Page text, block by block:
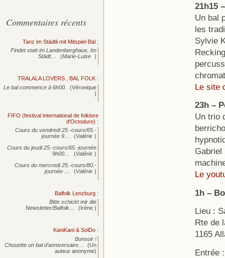
21h15
Un bal
les
Sylvie
Le site
23h –
Un trio
Gabriel
Le
1h –
Lieu :
Rte de
1165
Entrée
Commentaires récents
Tanz im Städtli mit Mitspiel-Bal :
Findet statt im Landenberghaus, Im
Städt…
(Marie-Luise )
TRALALA LOVERS , BAL FOLK :
Le bal commence à 6h00.
(Véronique
)
FIFO (festival international de folklore
d'Octodure) :
Cours du vendredi 25.-cours/65.-
journée 9… (Valérie )
Cours du jeudi 25.-cours/65.-journée
9h00…
(Valérie )
Cours du mercredi 25.-cours/80.-
journée … (Valérie )
Balfolk Lenzburg :
Bitte schickt mir die
Newsletter/Balfolk…
(Irène )
KaniKani & SolDo :
Bonsoir !
Chouette un bal d’anniversaire…
(Un
auteur anonyme)